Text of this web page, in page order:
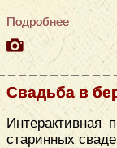
Подробнее
Свадьба в
Интерактивная
старинных